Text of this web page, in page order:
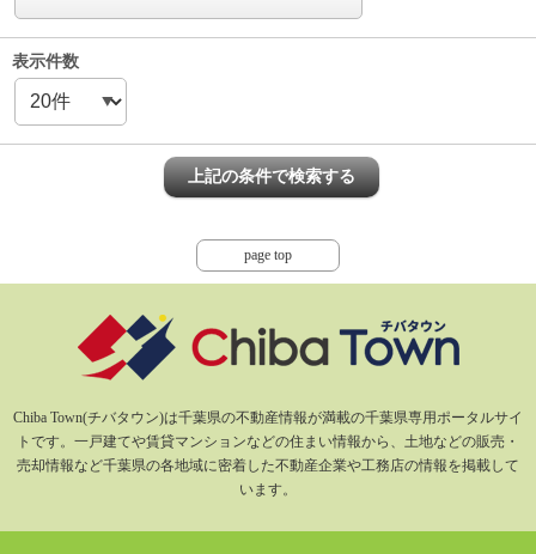
表示件数
page top
Chiba Town(チバタウン)は千葉県の不動産情報が満載の千葉県専用ポータルサイ
トです。一戸建てや賃貸マンションなどの住まい情報から、土地などの販売・
売却情報など千葉県の各地域に密着した不動産企業や工務店の情報を掲載して
います。